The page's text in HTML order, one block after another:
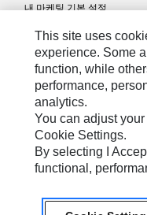
내 마케팅 기본 설정
사이트 맵
Cookie Settings
법적 고지
개인정보취급방침
위치정보 이용약관
KR - Korean© 2026
This site uses
experience. Some
function, while
performance,
analytics.
You can adjust
Cookie Settings.
By selecting I
functional,